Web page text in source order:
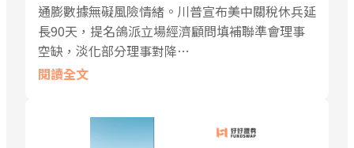
通膨數據無礙風險情緒。川普宣布美中關稅休兵延
長90天，提名鴿派立場經濟顧問填補聯準會理事
空缺，淡化部分理事對降…
閱讀全文